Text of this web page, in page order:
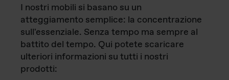
I nostri mobili si basano su un
atteggiamento semplice: la concentrazione
sull'essenziale. Senza tempo ma sempre al
battito del tempo. Qui potete scaricare
ulteriori informazioni su tutti i nostri
prodotti: